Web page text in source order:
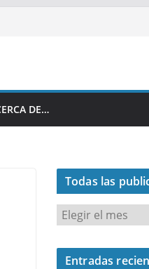
DE…
Todas las
o
d
Entradas